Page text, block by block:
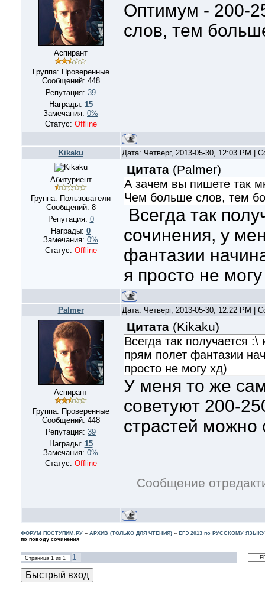
Аспирант
Группа: Проверенные
Сообщений: 448
Репутация: 39
Награды: 15
Замечания: 0%
Статус: Offline
Оптимум - 200-
слов, тем
Kikaku Дата: Четверг, 2013-05-30, 12:03 PM |
Абитуриент
Группа: Пользователи
Сообщений: 8
Репутация: 0
Награды: 0
Замечания: 0%
Статус: Offline
Цитата(Palmer)
А зачем вы пишете так
Чем больше слов, тем
Всегда так
сочинения, у
фантазии
я просто не
Palmer Дата: Четверг, 2013-05-30, 12:22 PM |
Аспирант
Группа: Проверенные
Сообщений: 448
Репутация: 39
Награды: 15
Замечания: 0%
Статус: Offline
Цитата(Kikaku)
Всегда так получается
прям полет фантазии
просто не могу хд)
У меня то же
советуют 200-
страстей можно
Сообщение
ФОРУМ ПОСТУПИМ.РУ» АРХИВ (ТОЛЬКО ДЛЯ ЧТЕНИЯ)» ЕГЭ 2013 по РУССКОМУ
по поводу сочинения
Страница 1из 1 1